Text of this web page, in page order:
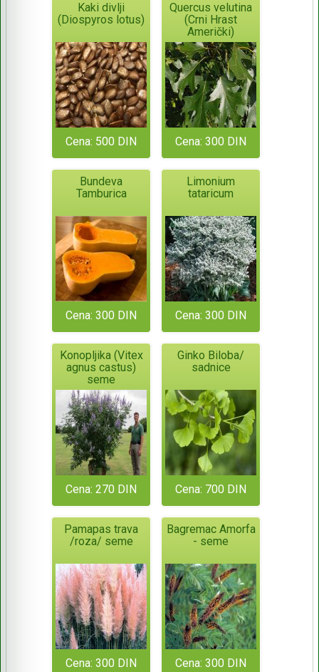
Kaki divlji
(Diospyros lotus)
Cena: 500 DIN
Quercus velutina
(Crni Hrast
Američki)
Cena: 300 DIN
Bundeva
Tamburica
Cena: 300 DIN
Limonium
tataricum
Cena: 300 DIN
Konopljika (Vitex
agnus castus)
seme
Cena: 270 DIN
Ginko Biloba/
sadnice
Cena: 700 DIN
Pamapas trava
/roza/ seme
Cena: 300 DIN
Bagremac Amorfa
- seme
Cena: 300 DIN